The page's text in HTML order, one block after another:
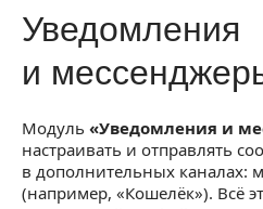
Преимущества
Доступные каналы
Как начать пользоваться
Аналитика
Уведомления
и
Модуль «Уведомления и
настраивать и отправлять
в дополнительных каналах:
(например, «Кошелёк»). Всё